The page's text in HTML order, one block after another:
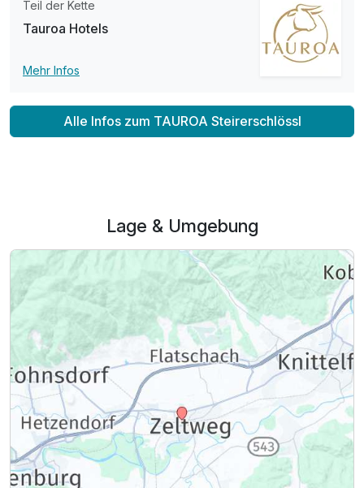
Teil der Kette
Tauroa Hotels
Mehr Infos
Alle Infos zum TAUROA Steirerschlössl
Lage & Umgebung